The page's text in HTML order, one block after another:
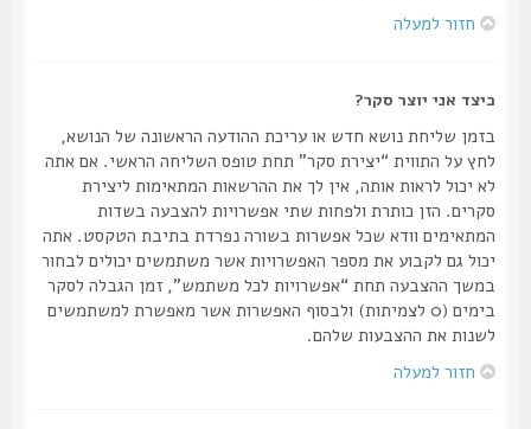
חזור למעלה
כיצד אני יוצר סקר?
בזמן שליחת נושא חדש או עריכת ההודעה הראשונה של הנושא,
לחץ על התווית “יצירת סקר” תחת טופס השליחה הראשי. אם אתה
לא יכול לראות אותה, אין לך את ההרשאות המתאימות ליצירת
סקרים. הזן כותרת ולפחות שתי אפשרויות להצבעה בשדות
המתאימים וודא שכל אפשרות בשורה נפרדת בתיבת הטקסט. אתה
יכול גם לקבוע את מספר האפשרויות אשר משתמשים יכולים לבחור
במשך ההצבעה תחת “אפשרויות לכל משתמש”, זמן הגבלה לסקר
בימים (0 לצמיתות) ולבסוף האפשרות אשר מאפשרת למשתמשים
לשנות את ההצבעות שלהם.
חזור למעלה